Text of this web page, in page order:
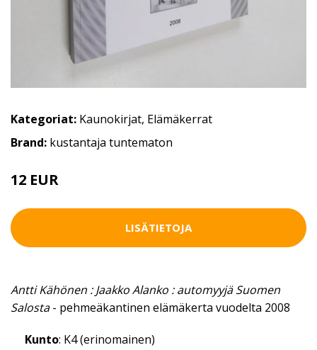
Kategoriat: Kaunokirjat, Elämäkerrat
Brand: kustantaja tuntematon
12 EUR
LISÄTIETOJA
Antti Kähönen : Jaakko Alanko : automyyjä Suomen
Salosta- pehmeäkantinen elämäkerta vuodelta 2008
Kunto: K4 (erinomainen)